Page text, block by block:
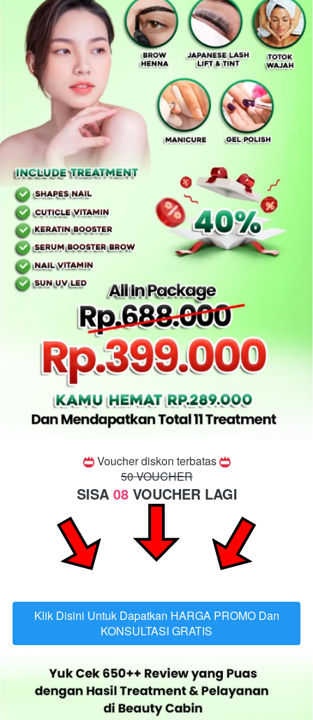
Voucher diskon terbatas
50 VOUCHER
SISA 08 VOUCHER LAGI
Klik Disini Untuk Dapatkan HARGA PROMO Dan
KONSULTASI GRATIS